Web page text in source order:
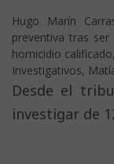
Hugo Marín
preventiva tras
homicidio
Investigativos,
Desde el
investigar de